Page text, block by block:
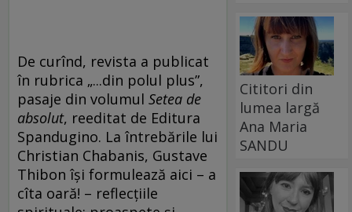
De curînd, revista a publicat
în rubrica „...din polul plus”,
pasaje din volumul Setea de
absolut, reeditat de Editura
Spandugino. La întrebările lui
Christian Chabanis, Gustave
Thibon îşi formulează aici – a
cîta oară! – reflecţiile
Cititori din
lumea largă
Ana Maria
SANDU